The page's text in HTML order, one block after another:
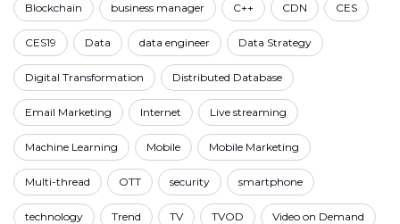
Blockchain business manager C++ CDN CES
CES19 Data data engineer Data Strategy
Digital Transformation Distributed Database
Email Marketing Internet Live streaming
Machine Learning Mobile Mobile Marketing
Multi-thread OTT security smartphone
technology Trend TV TVOD Video on Demand